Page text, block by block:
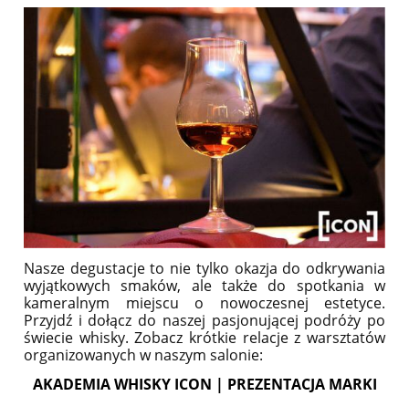
Nasze degustacje to nie tylko okazja do odkrywania
wyjątkowych smaków, ale także do spotkania w
kameralnym miejscu o nowoczesnej estetyce.
Przyjdź i dołącz do naszej pasjonującej podróży po
świecie whisky.Zobacz krótkie relacje z warsztatów
organizowanych w naszym salonie:
AKADEMIA WHISKY ICON | PREZENTACJA MARKI